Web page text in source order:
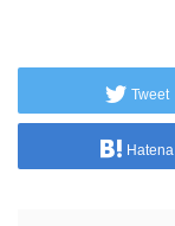
Tweet
Hatena